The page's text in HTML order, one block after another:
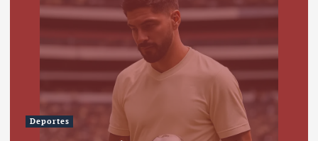
Deportes